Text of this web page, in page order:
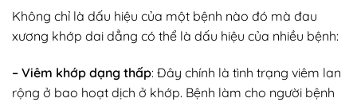
Không chỉ là dấu hiệu của một bệnh nào đó mà đau
xương khớp dai dẳng có thể là dấu hiệu của nhiều bệnh:
– Viêm khớp dạng thấp: Đây chính là tình trạng viêm lan
rộng ở bao hoạt dịch ở khớp. Bệnh làm cho người bệnh